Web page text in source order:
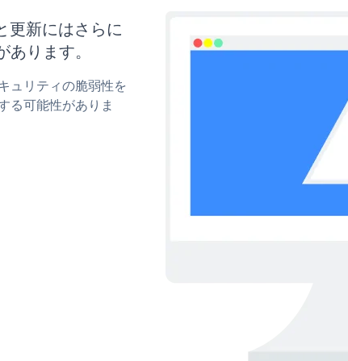
新にはさらに
ります。
ュリティの脆弱性を
る可能性がありま